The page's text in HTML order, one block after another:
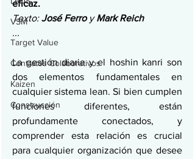
VSM
Target Value
Contratos Colaborativos
Kaizen
Construcción
eficaz.
Texto: José Ferro y Mark Reich
...
La gestión diaria y el hoshin kanri son
dos elementos fundamentales en
cualquier sistema lean. Si bien cumplen
funciones diferentes, están
profundamente conectados, y
comprender esta relación es crucial
para cualquier organización que desee